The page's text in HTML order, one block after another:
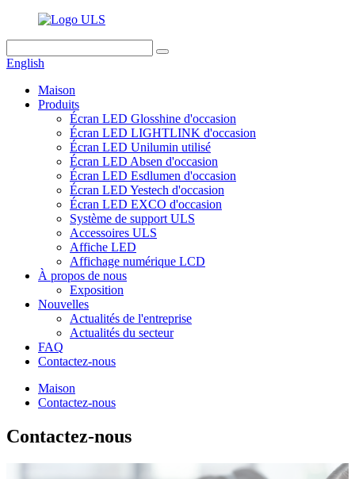
English
Maison
Produits
Écran LED Glosshine d'occasion
Écran LED LIGHTLINK d'occasion
Écran LED Unilumin utilisé
Écran LED Absen d'occasion
Écran LED Esdlumen d'occasion
Écran LED Yestech d'occasion
Écran LED EXCO d'occasion
Système de support ULS
Accessoires ULS
Affiche LED
Affichage numérique LCD
À propos de nous
Exposition
Nouvelles
Actualités de l'entreprise
Actualités du secteur
FAQ
Contactez-nous
Maison
Contactez-nous
Contactez-nous